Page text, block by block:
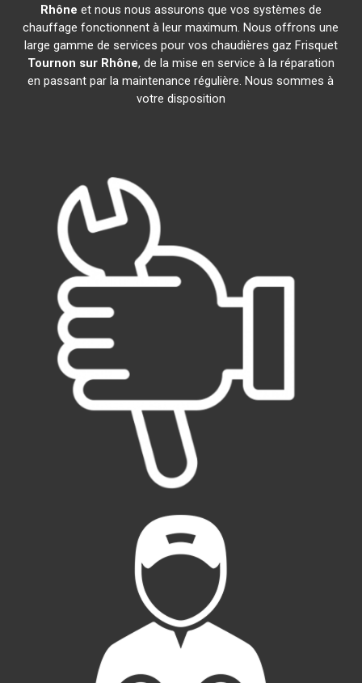
Rhône et nous nous assurons que vos systèmes de
chauffage fonctionnent à leur maximum. Nous offrons une
large gamme de services pour vos chaudières gaz Frisquet
Tournon sur Rhône, de la mise en service à la réparation
en passant par la maintenance régulière. Nous sommes à
votre disposition